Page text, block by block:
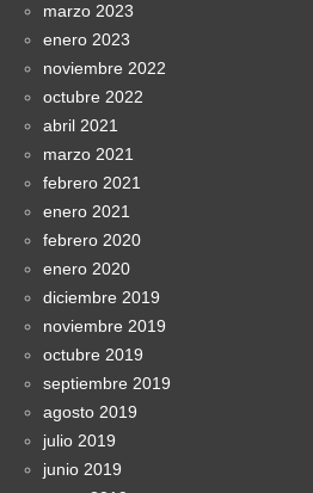
marzo 2023
enero 2023
noviembre 2022
octubre 2022
abril 2021
marzo 2021
febrero 2021
enero 2021
febrero 2020
enero 2020
diciembre 2019
noviembre 2019
octubre 2019
septiembre 2019
agosto 2019
julio 2019
junio 2019